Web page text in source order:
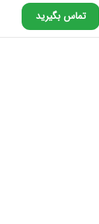
تماس بگیرید